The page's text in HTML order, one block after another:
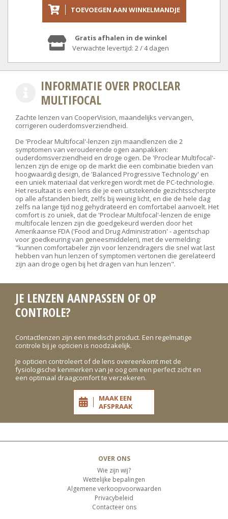
TOEVOEGEN AAN WINKELMANDJE
Gratis afhalen in de winkel
Verwachte levertijd: 2 / 4 dagen
INFORMATIE OVER PROCLEAR
MULTIFOCAL
Zachte lenzen van CooperVision, maandelijks vervangen,
corrigeren ouderdomsverziendheid.
De 'Proclear Multifocal'-lenzen zijn maandlenzen die 2
symptomen van verouderende ogen aanpakken:
ouderdomsverziendheid en droge ogen. De 'Proclear Multifocal'-
lenzen zijn de enige op de markt die een combinatie bieden van
hoogwaardig design, de 'Balanced Progressive Technology' en
een uniek materiaal dat verkregen wordt met de PC-technologie.
Het resultaat is een lens die je een uitstekende gezichtsscherpte
op alle afstanden biedt, zelfs bij weinig licht, en die de hele dag
zelfs na lange tijd nog gehydrateerd en comfortabel aanvoelt. Het
comfort is zo uniek, dat de 'Proclear Multifocal'-lenzen de enige
multifocale lenzen zijn die goedgekeurd werden door het
Amerikaanse FDA ('Food and Drug Administration' - agentschap
voor goedkeuring van geneesmiddelen), met de vermelding:
"kunnen comfortabeler zijn voor lenzendragers die snel wat last
hebben van hun lenzen of symptomen vertonen die gerelateerd
zijn aan droge ogen bij het dragen van hun lenzen".
JE LENZEN AANPASSEN OF OP
CONTROLE?
Contactlenzen zijn een medisch product. Een regelmatige
controle bij je opticien is noodzakelijk.
Je opticien controleert of de lens overeenkomt met de
fysiologische kenmerken van je oog om een perfect zicht en
een optimaal draagcomfort te verzekeren.
MAAK EEN
AFSPRAAK
OVER ONS
Wie zijn wij?
Wettelijke bepalingen
Algemene verkoopvoorwaarden
Privacybeleid
Contacteer ons